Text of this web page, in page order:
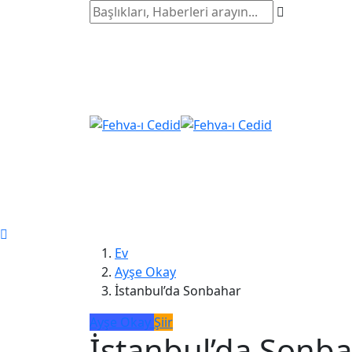
Ev
Ayşe Okay
İstanbul’da Sonbahar
Ayşe OkayŞiir